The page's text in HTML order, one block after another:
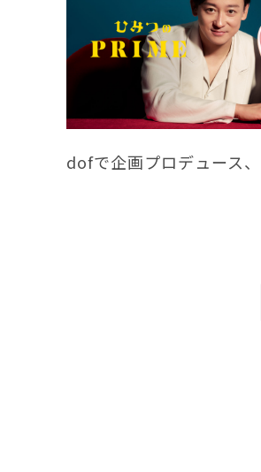
dofで企画プロデュース